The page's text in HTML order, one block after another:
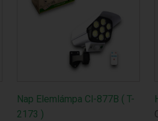
Nap Elemlámpa Cl-877B ( T-
2173 )